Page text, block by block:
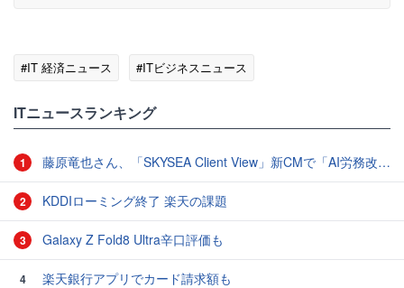
#IT 経済ニュース #ITビジネスニュース
ITニュースランキング
1 藤原竜也さん、「SKYSEA Client View」新CMで「AI労務改善」をアピール 働き方をAIが分析したら「すぐに休んで」と言われる？
2 KDDIローミング終了 楽天の課題
3 Galaxy Z Fold8 Ultra辛口評価も
4 楽天銀行アプリでカード請求額も